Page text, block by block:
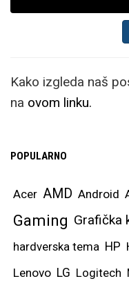
Kako izgleda naš
na ovom linku.
POPULARNO
Acer AMD Android
Gaming Grafička
hardverska tema HP
Lenovo LG Logitech